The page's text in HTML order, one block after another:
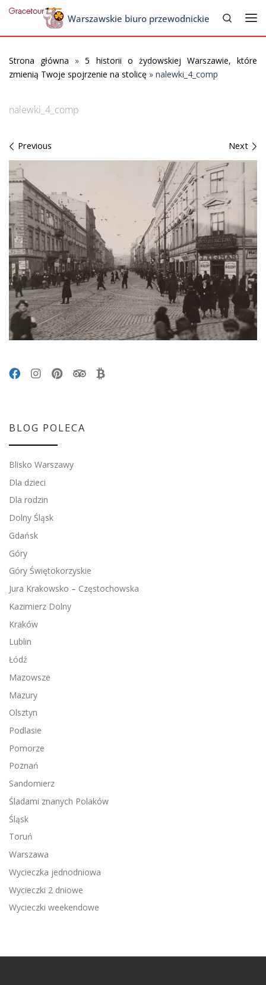
Skip to contentWarszawskie biuro przewodnickie
Search
Strona główna »5 historii o żydowskiej Warszawie, które
zmienią Twoje spojrzenie na stolicę » nalewki_4_comp
nalewki_4_comp
Images navigation
Previous Next
BLOG POLECA
Blisko Warszawy
Dla dzieci
Dla rodzin
Dolny Śląsk
Gdańsk
Góry
Góry Świętokorzyskie
Jura Krakowsko – Częstochowska
Kazimierz Dolny
Kraków
Lublin
Łódź
Mazowsze
Mazury
Olsztyn
Podlasie
Pomorze
Poznań
Sandomierz
Śladami znanych Polaków
Śląsk
Toruń
Warszawa
Wycieczka jednodniowa
Wycieczki 2 dniowe
Wycieczki weekendowe